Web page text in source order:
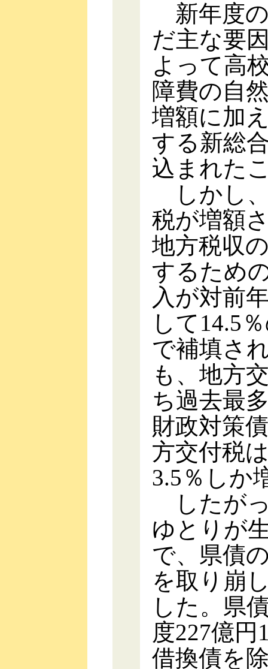
新年度
だ主な要
よって高
障費の自
増額に加
する新総
込まれた
しかし
税が増額
地方税収
するため
入が対前
して14.5
で補填さ
も、地方
ち過去最
財政対策
方交付税
3.5％しか
したが
ゆとりが
で、県債
を取り崩
した。県
度227億円
借換債を